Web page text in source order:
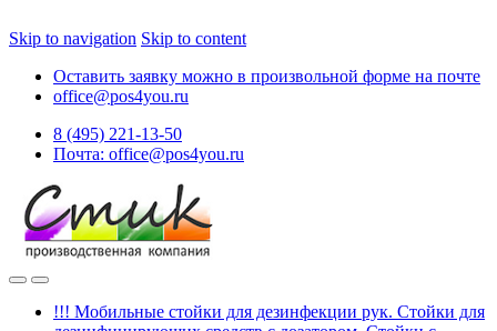
Skip to navigation Skip to content
Оставить заявку можно в произвольной форме на почте
office@pos4you.ru
8 (495) 221-13-50
Почта: office@pos4you.ru
!!! Мобильные стойки для дезинфекции рук. Стойки для